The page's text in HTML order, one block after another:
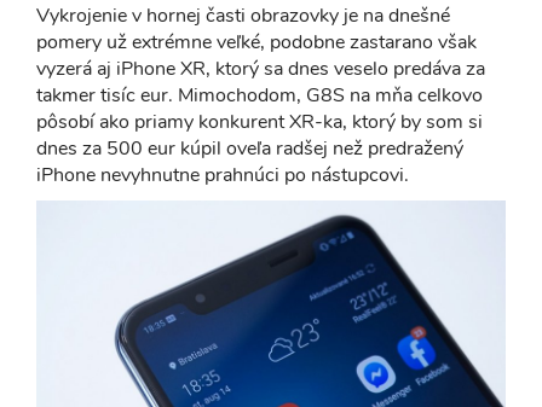
Vykrojenie v hornej časti obrazovky je na dnešné
pomery už extrémne veľké, podobne zastarano však
vyzerá aj iPhone XR, ktorý sa dnes veselo predáva za
takmer tisíc eur. Mimochodom, G8S na mňa celkovo
pôsobí ako priamy konkurent XR-ka, ktorý by som si
dnes za 500 eur kúpil oveľa radšej než predražený
iPhone nevyhnutne prahnúci po nástupcovi.